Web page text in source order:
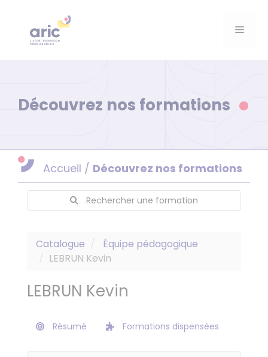
contenu
Menu
Découvrez nos formations
Accueil / Découvrez nos formations
Rechercher une formation
Catalogue
Équipe pédagogique
LEBRUN Kevin
LEBRUN Kevin
Résumé Formations dispensées